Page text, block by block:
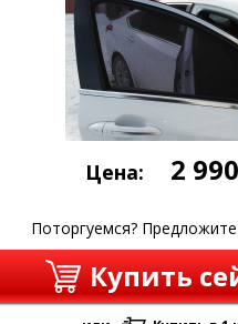
Цена: 2 990
Поторгуемся?
Купить